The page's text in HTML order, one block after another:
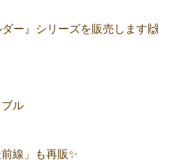
ー』シリーズを販売します🙌
ル
線」も再販✨